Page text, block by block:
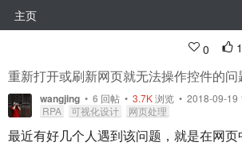
主页
0 1
重新打开或刷新网页就无法操作控件的问
wangjing • 6 回帖 • 3.7K浏览 • 2018-09-19
RPA
可视化设计 网页处理
最近有好几个人遇到该问题，就是在网